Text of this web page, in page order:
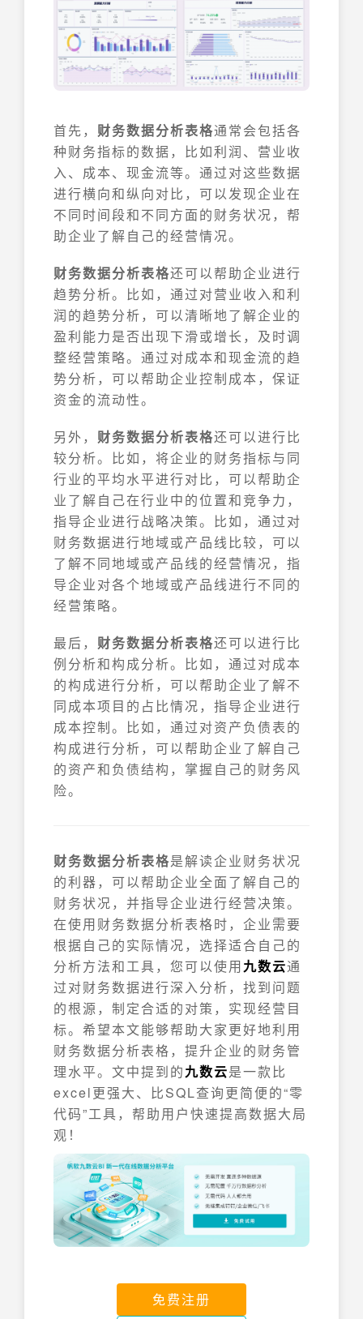
首先， 财务数据分析表格通常会包括各
种财务指标的数据，比如利润、营业收
入、成本、现金流等。通过对这些数据
进行横向和纵向对比，可以发现企业在
不同时间段和不同方面的财务状况，帮
助企业了解自己的经营情况。
财务数据分析表格还可以帮助企业进行
趋势分析。比如，通过对营业收入和利
润的趋势分析，可以清晰地了解企业的
盈利能力是否出现下滑或增长，及时调
整经营策略。通过对成本和现金流的趋
势分析，可以帮助企业控制成本，保证
资金的流动性。
另外， 财务数据分析表格还可以进行比
较分析。比如，将企业的财务指标与同
行业的平均水平进行对比，可以帮助企
业了解自己在行业中的位置和竞争力，
指导企业进行战略决策。比如，通过对
财务数据进行地域或产品线比较，可以
了解不同地域或产品线的经营情况，指
导企业对各个地域或产品线进行不同的
经营策略。
最后， 财务数据分析表格还可以进行比
例分析和构成分析。比如，通过对成本
的构成进行分析，可以帮助企业了解不
同成本项目的占比情况，指导企业进行
成本控制。比如，通过对资产负债表的
构成进行分析，可以帮助企业了解自己
的资产和负债结构，掌握自己的财务风
险。
财务数据分析表格是解读企业财务状况
的利器，可以帮助企业全面了解自己的
财务状况，并指导企业进行经营决策。
在使用财务数据分析表格时，企业需要
根据自己的实际情况，选择适合自己的
分析方法和工具，您可以使用九数云通
过对财务数据进行深入分析，找到问题
的根源，制定合适的对策，实现经营目
标。希望本文能够帮助大家更好地利用
财务数据分析表格，提升企业的财务管
理水平。文中提到的九数云是一款比
excel更强大、比SQL查询更简便的“零
代码”工具，帮助用户快速提高数据大局
观！
免费注册